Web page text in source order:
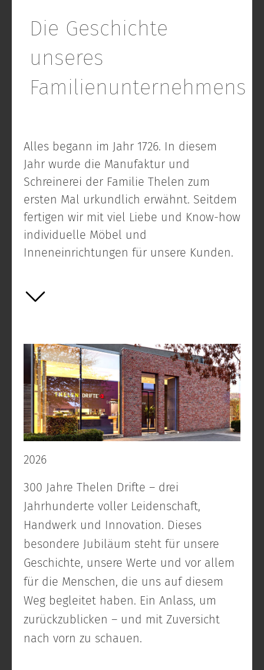
Die Geschichte
unseres
Familienunternehmens
Alles begann im Jahr 1726. In diesem
Jahr wurde die Manufaktur und
Schreinerei der Familie Thelen zum
ersten Mal urkundlich erwähnt. Seitdem
fertigen wir mit viel Liebe und Know-how
individuelle Möbel und
Inneneinrichtungen für unsere Kunden.
2026
300 Jahre Thelen Drifte – drei
Jahrhunderte voller Leidenschaft,
Handwerk und Innovation. Dieses
besondere Jubiläum steht für unsere
Geschichte, unsere Werte und vor allem
für die Menschen, die uns auf diesem
Weg begleitet haben. Ein Anlass, um
zurückzublicken – und mit Zuversicht
nach vorn zu schauen.